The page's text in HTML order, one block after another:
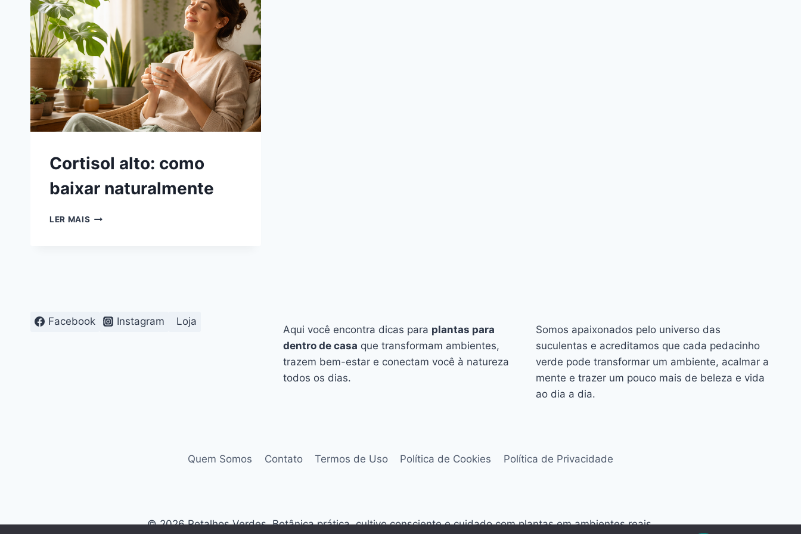
Cortisol alto: como
baixar naturalmente
LER MAIS CORTISOL
Facebook Instagram Loja
Aqui você encontra dicas para plantas para
dentro de casa que transformam ambientes,
trazem bem-estar e conectam você à natureza
todos os dias.
Somos apaixonados pelo universo das
suculentas e acreditamos que cada pedacinho
verde pode transformar um ambiente, acalmar a
mente e trazer um pouco mais de beleza e vida
ao dia a dia.
Quem Somos Contato Termos de Uso Política de Cookies Política de Privacidade
© 2026 Retalhos Verdes. Botânica prática, cultivo consciente e cuidado com plantas em ambientes reais.